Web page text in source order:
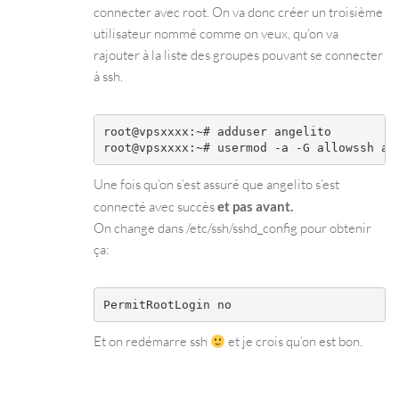
connecter avec root. On va donc créer un troisième
utilisateur nommé comme on veux, qu’on va
rajouter à la liste des groupes pouvant se connecter
à ssh.
root@vpsxxxx:~# adduser angelito
Une fois qu’on s’est assuré que angelito s’est
connecté avec succèset pas avant.
On change dans /etc/ssh/sshd_config pour obtenir
ça:
Et on redémarre ssh et je crois qu’on est bon.